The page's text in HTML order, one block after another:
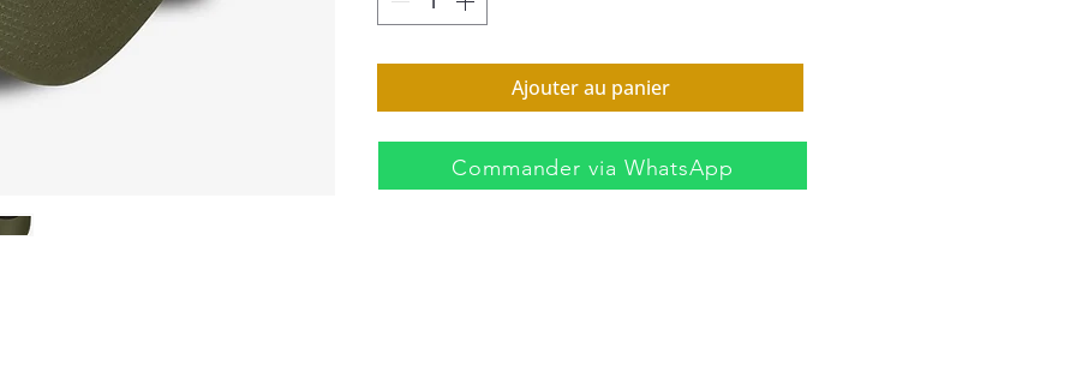
Ajouter au panier
Commander via WhatsApp